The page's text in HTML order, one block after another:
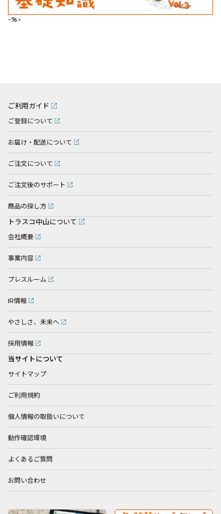
--%>
ご利用ガイド
ご登録について
お届け・配送について
ご注文について
ご注文後のサポート
商品の探し方
トラスコ中山について
会社概要
事業内容
プレスルーム
IR情報
やさしさ、未来へ
採用情報
当サイトについて
サイトマップ
ご利用規約
個人情報の取扱いについて
動作確認環境
よくあるご質問
お問い合わせ